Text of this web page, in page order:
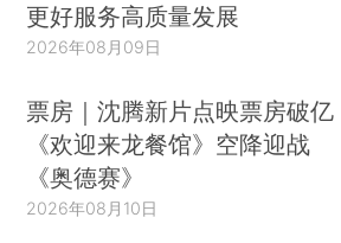
更好服务高质量发展
2026年08月09日
票房｜沈腾新片点映票房破亿
《欢迎来龙餐馆》空降迎战
《奥德赛》
2026年08月10日